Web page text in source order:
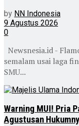
by NN Indonesia
9 Agustus 2026
0
Newsnesia.id -
semalam usai laga
SMU...
Warning MUI! Pria
Agustusan